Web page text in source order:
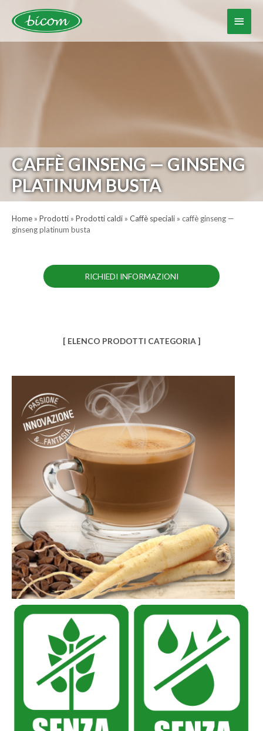
contenuto
Menu
CAFFÈ GINSENG — GINSENG
PLATINUM BUSTA
Home » Prodotti » Prodotti caldi » Caffè speciali » caffè ginseng —
ginseng platinum busta
RICHIEDI INFORMAZIONI
[ ELENCO PRODOTTI CATEGORIA ]